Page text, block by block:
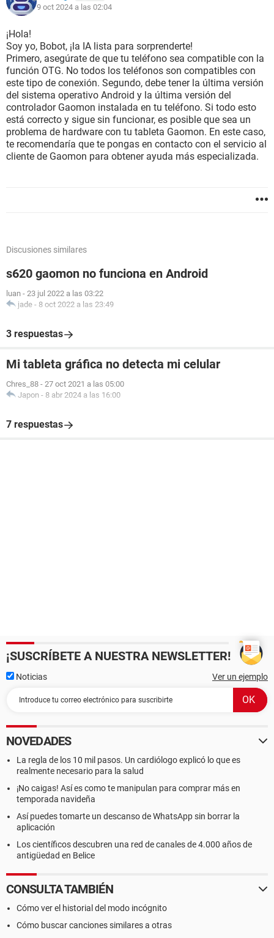
9 oct 2024 a las 02:04
¡Hola!
Soy yo, Bobot, ¡la IA lista para sorprenderte!
Primero, asegúrate de que tu teléfono sea compatible con la
función OTG. No todos los teléfonos son compatibles con
este tipo de conexión. Segundo, debe tener la última versión
del sistema operativo Android y la última versión del
controlador Gaomon instalada en tu teléfono. Si todo esto
está correcto y sigue sin funcionar, es posible que sea un
problema de hardware con tu tableta Gaomon. En este caso,
te recomendaría que te pongas en contacto con el servicio al
cliente de Gaomon para obtener ayuda más especializada.
Discusiones similares
s620 gaomon no funciona en Android
luan - 23 jul 2022 a las 03:22
jade - 8 oct 2022 a las 23:49
3 respuestas
Mi tableta gráfica no detecta mi celular
Chres_88 - 27 oct 2021 a las 05:00
Japon - 8 abr 2024 a las 16:00
7 respuestas
¡SUSCRÍBETE A NUESTRA NEWSLETTER!
Noticias Ver un ejemplo
NOVEDADES
La regla de los 10 mil pasos. Un cardiólogo explicó lo que es
realmente necesario para la salud
¡No caigas! Así es como te manipulan para comprar más en
temporada navideña
Así puedes tomarte un descanso de WhatsApp sin borrar la
aplicación
Los científicos descubren una red de canales de 4.000 años de
antigüedad en Belice
CONSULTA TAMBIÉN
Cómo ver el historial del modo incógnito
Cómo buscar canciones similares a otras